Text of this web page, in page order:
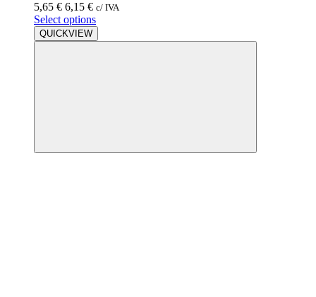
5,65 € 6,15 € c/ IVA
Select options
QUICKVIEW